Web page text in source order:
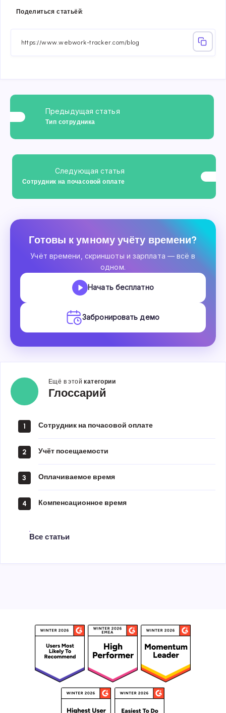
Поделиться статьёй:
Email
Предыдущая статья
Тип сотрудника
Следующая статья
Сотрудник на почасовой оплате
Готовы к умному учёту времени?
Учёт времени, скриншоты и зарплата — всё в
одном.
Начать бесплатно
Забронировать демо
Ещё в этойкатегории
Глоссарий
Глоссарий
1 Сотрудник на почасовой оплате
2 Учёт посещаемости
3 Оплачиваемое время
4 Компенсационное время
Все статьи